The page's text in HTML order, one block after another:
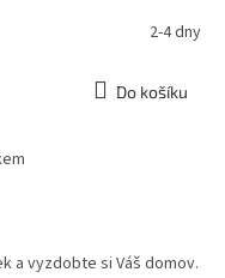
2-4 dny
Do košíku
a vyzdobte si Váš domov.